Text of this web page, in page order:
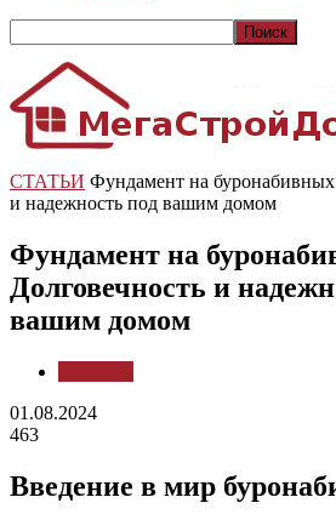
СТАТЬИ Фундамент на буронабивных
и надежность под вашим домом
Фундамент на
Долговечность и
вашим домом
01.08.2024
463
Введение в мир